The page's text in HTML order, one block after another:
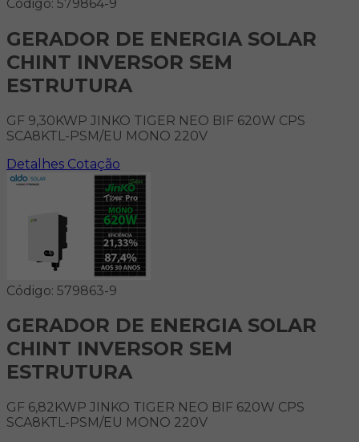
Código: 579864-9
GERADOR DE ENERGIA SOLAR
CHINT INVERSOR SEM
ESTRUTURA
GF 9,30KWP JINKO TIGER NEO BIF 620W CPS
SCA8KTL-PSM/EU MONO 220V
Detalhes Cotação
Código: 579863-9
GERADOR DE ENERGIA SOLAR
CHINT INVERSOR SEM
ESTRUTURA
GF 6,82KWP JINKO TIGER NEO BIF 620W CPS
SCA8KTL-PSM/EU MONO 220V